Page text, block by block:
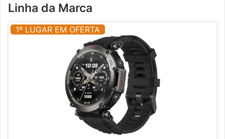
Linha da Marca
1º LUGAR EM OFERTA